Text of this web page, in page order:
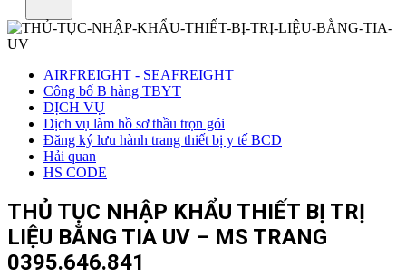
AIRFREIGHT - SEAFREIGHT
Công bố B hàng TBYT
DỊCH VỤ
Dịch vụ làm hồ sơ thầu trọn gói
Đăng ký lưu hành trang thiết bị y tế BCD
Hải quan
HS CODE
THỦ TỤC NHẬP KHẨU THIẾT BỊ TRỊ
LIỆU BẰNG TIA UV – MS TRANG
0395.646.841